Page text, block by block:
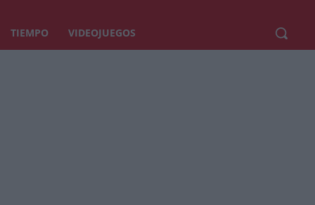
TIEMPO VIDEOJUEGOS